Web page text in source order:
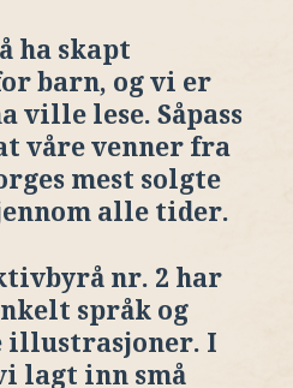
ha skapt
barn, og vi er
ville lese. Såpass
våre venner fra
mest solgte
alle tider.
nr. 2 har
språk og
illustrasjoner. I
lagt inn små